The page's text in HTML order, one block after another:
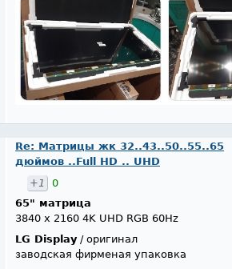
Re: Матрицы жк 32..43..50..55..65
дюймов ..Full HD .. UHD
+1
0
65" матрица
3840 x 2160 4K UHD RGB 60Hz
LG Display / оригинал
заводская фирменая упаковка